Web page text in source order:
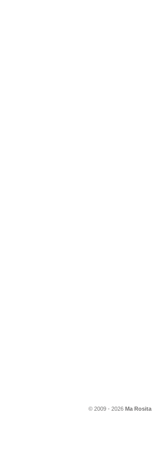
© 2009 - 2026 Ma Rosita